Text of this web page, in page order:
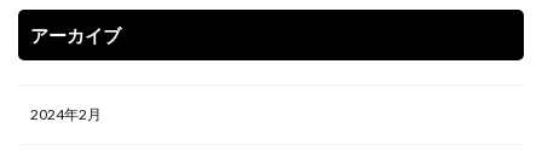
アーカイブ
2024年2月